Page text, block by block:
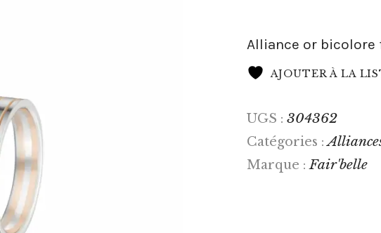
Alliance or bicolore
AJOUTER À LA
UGS : 304362
Catégories :
Marque :Fair'belle